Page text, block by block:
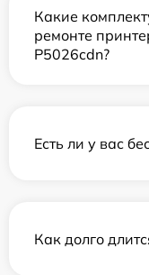
Какие
ремонте
P5026cdn?
Есть ли у вас
Как долго